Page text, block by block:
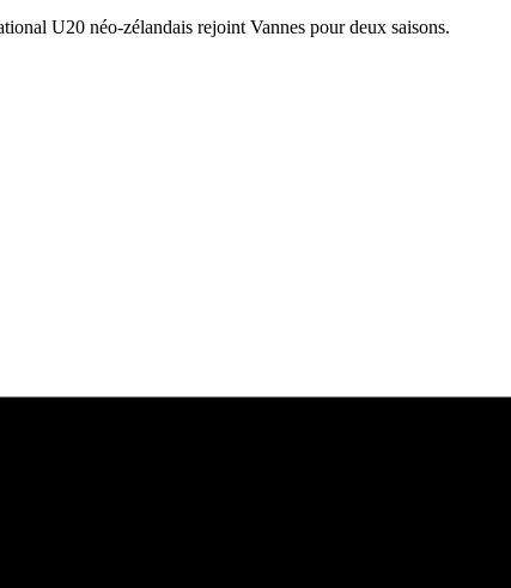
U20 néo-zélandais rejoint Vannes pour deux saisons.